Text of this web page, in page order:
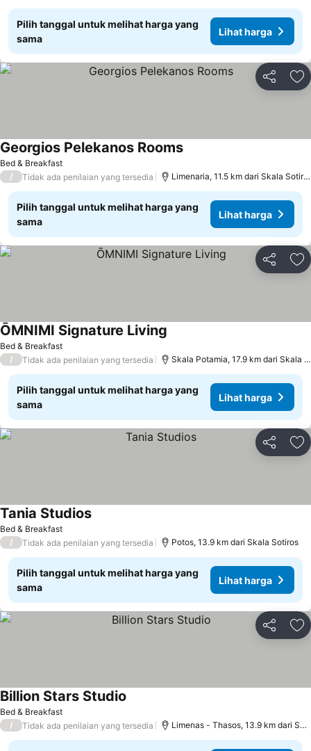
Pilih tanggal untuk melihat harga yang
sama
Lihat harga
Bagikan
Bed & Breakfast
Georgios Pelekanos RoomsLihat harga
/ Tidak ada penilaian yang tersedia Limenaria, 11.5 km dari Skala
Pilih tanggal untuk melihat harga yang
sama
Lihat harga
Bagikan
Bed & Breakfast
ŌMNIMI Signature Living
/ Tidak ada penilaian yang tersedia Skala Potamia, 17.9 km dari Skala
Pilih tanggal untuk melihat harga yang
sama
Lihat harga
Bagikan
Bed & Breakfast
Tania StudiosLihat harga
/ Tidak ada penilaian yang tersedia Potos, 13.9 km dari Skala Sotiros
Pilih tanggal untuk melihat harga yang
sama
Lihat harga
Bagikan
Bed & Breakfast
Billion Stars Studio
/ Tidak ada penilaian yang tersedia Limenas - Thasos, 13.9 km dari